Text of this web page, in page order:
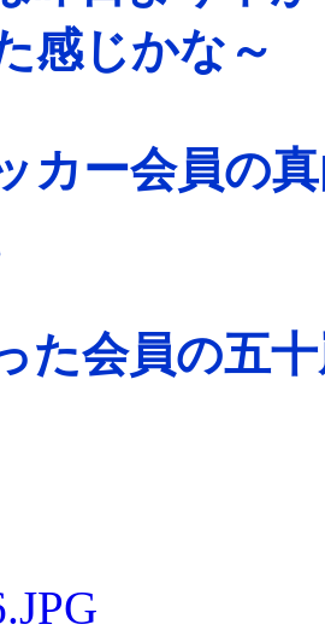
感じかな～
カー会員の
た会員の五